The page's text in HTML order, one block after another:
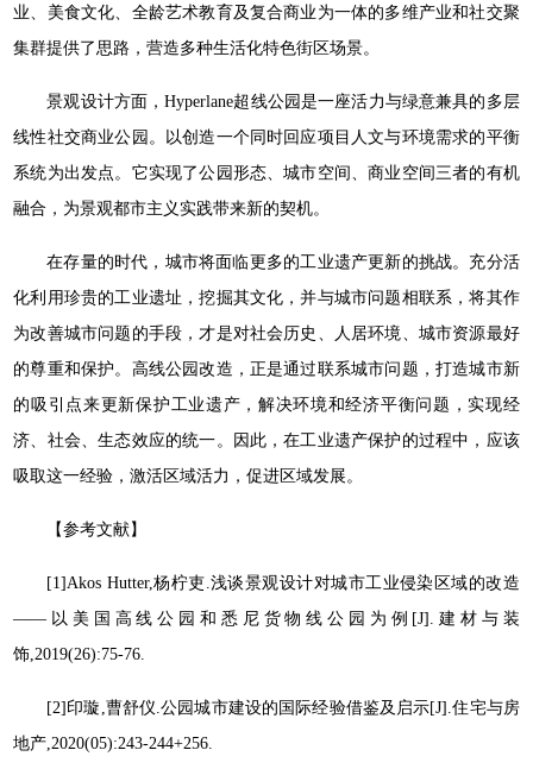
业、美食文化、全龄艺术教育及复合商业为一体的多维产业和社交聚
集群提供了思路，营造多种生活化特色街区场景。
景观设计方面，Hyperlane超线公园是一座活力与绿意兼具的多层
线性社交商业公园。以创造一个同时回应项目人文与环境需求的平衡
系统为出发点。它实现了公园形态、城市空间、商业空间三者的有机
融合，为景观都市主义实践带来新的契机。
在存量的时代，城市将面临更多的工业遗产更新的挑战。充分活
化利用珍贵的工业遗址，挖掘其文化，并与城市问题相联系，将其作
为改善城市问题的手段，才是对社会历史、人居环境、城市资源最好
的尊重和保护。高线公园改造，正是通过联系城市问题，打造城市新
的吸引点来更新保护工业遗产，解决环境和经济平衡问题，实现经
济、社会、生态效应的统一。因此，在工业遗产保护的过程中，应该
吸取这一经验，激活区域活力，促进区域发展。
【参考文献】
[1]Akos Hutter,杨柠吏.浅谈景观设计对城市工业侵染区域的改造
——以美国高线公园和悉尼货物线公园为例[J].建材与装
饰,2019(26):75-76.
[2]印璇,曹舒仪.公园城市建设的国际经验借鉴及启示[J].住宅与房
地产,2020(05):243-244+256.